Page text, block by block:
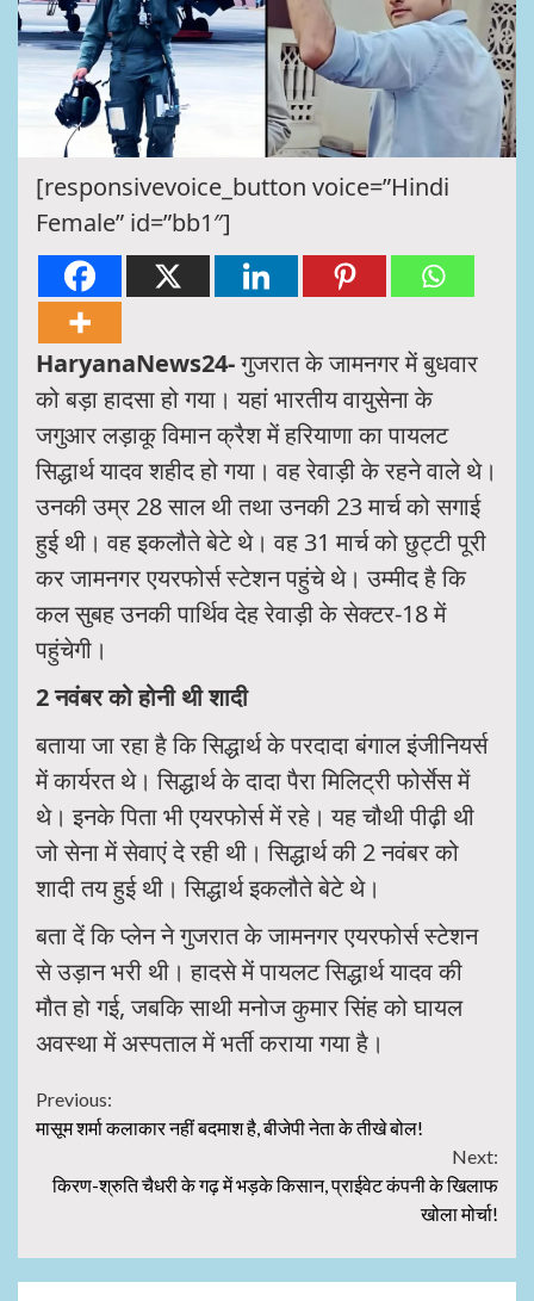
[responsivevoice_button voice=”Hindi
Female” id=”bb1″]
HaryanaNews24-गुजरात के जामनगर में बुधवार
को बड़ा हादसा हो गया। यहां भारतीय वायुसेना के
जगुआर लड़ाकू विमान क्रैश में हरियाणा का पायलट
सिद्धार्थ यादव शहीद हो गया। वह रेवाड़ी के रहने वाले थे।
उनकी उम्र 28 साल थी तथा उनकी 23 मार्च को सगाई
हुई थी। वह इकलौते बेटे थे। वह 31 मार्च को छुट्टी पूरी
कर जामनगर एयरफोर्स स्टेशन पहुंचे थे। उम्मीद है कि
कल सुबह उनकी पार्थिव देह रेवाड़ी के सेक्टर-18 में
पहुंचेगी।
2 नवंबर को होनी थी शादी
बताया जा रहा है कि सिद्धार्थ के परदादा बंगाल इंजीनियर्स
में कार्यरत थे। सिद्धार्थ के दादा पैरा मिलिट्री फोर्सेस में
थे। इनके पिता भी एयरफोर्स में रहे। यह चौथी पीढ़ी थी
जो सेना में सेवाएं दे रही थी। सिद्धार्थ की 2 नवंबर को
शादी तय हुई थी। सिद्धार्थ इकलौते बेटे थे।
बता दें कि प्लेन ने गुजरात के जामनगर एयरफोर्स स्टेशन
से उड़ान भरी थी। हादसे में पायलट सिद्धार्थ यादव की
मौत हो गई, जबकि साथी मनोज कुमार सिंह को घायल
अवस्था में अस्पताल में भर्ती कराया गया है।
Continue
Reading
Previous:
मासूम शर्मा कलाकार नहीं बदमाश है, बीजेपी नेता के तीखे बोल!
Next:
किरण-श्रुति चैधरी के गढ़ में भड़के किसान, प्राईवेट कंपनी के खिलाफ
खोला मोर्चा!